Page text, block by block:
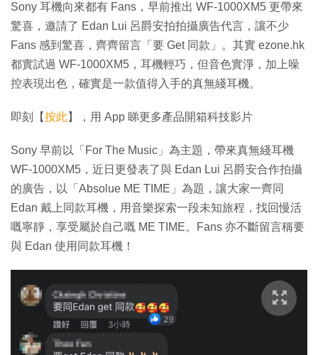
Sony 耳機向來都有 Fans，早前推出 WF-1000XM5 更帶來
驚喜，邀請了 Edan Lui 呂爵安拍拍攝廣告代言，讓不少
Fans 感到驚喜，齊齊留言「要 Get 同款」。其實 ezone.hk
都實試過 WF-1000XM5，耳機輕巧，但音色實淨，加上噪
控表現出色，確實是一款值得入手的真無綫耳機。
即刻【按此】，用 App 睇更多產品開箱科技影片
Sony 早前以「For The Music」為主題，帶來真無綫耳機
WF-1000XM5，近日更發表了與 Edan Lui 呂爵安合作拍攝
的廣告，以「Absolue ME TIME」為題，讓大家一齊同
Edan 戴上同款耳機，用音樂探索一段未知旅程，找回慢活
嘅寧靜，享受屬於自己嘅 ME TIME。Fans 亦不斷留言稱要
與 Edan 使用同款耳機！